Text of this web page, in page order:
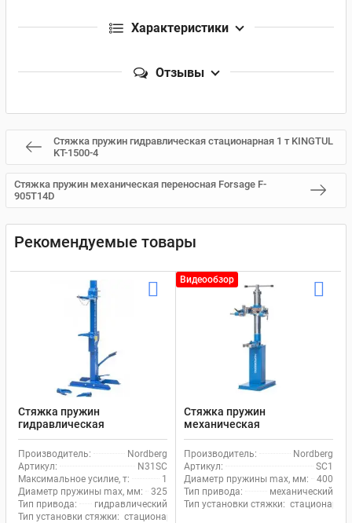
Характеристики
Отзывы
Стяжка пружин гидравлическая стационарная 1 т KINGTUL
KT-1500-4
Стяжка пружин механическая переносная Forsage F-
905T14D
Рекомендуемые товары
Стяжка пружин
гидравлическая
стационарная 1 т Nordberg
N31SC
Производитель:
Nordberg
Артикул:
N31SC
Максимальное усилие, т:
1
Диаметр пружины max, мм:
325
Тип привода:
гидравлический
Тип установки стяжки: стационарный
Видеообзор
Стяжка пружин
механическая
стационарная Nordberg SC1
Производитель:
Nordberg
Артикул:
SC1
Диаметр пружины max, мм:
400
Тип привода:
механический
Тип установки стяжки: